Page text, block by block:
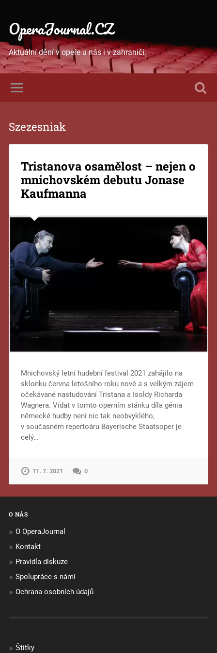
OperaJournal.CZ
Aktuální dění v opeře u nás i v zahraničí.
Szezesniak
Tristanova osamělost – nejen o
mnichovském debutu Jonase
Kaufmanna
Mnichovský letní hudební festival 2021 zahájilo na
sklonku června letošního roku nové a s velkým zájem
očekávané nastudování Tristana a Isoldy Richarda
Wagnera. Vídat v tomto operním stánku díla génia
německé hudby není nic tak neobvyklého,
v současném repertoáru Bayerische Staatsoper je
celý…
11. 7. 2021 0
O NÁS
O OperaJournal
Kontakt
Pravidla diskuze
Spolupráce s námi
Ochrana osobních údajů
Štítky